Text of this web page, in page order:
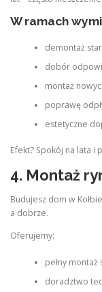
W ramach
demontaż
dobór
montaż
poprawę
estetyczne
Efekt? Spokój na lata i
4. Montaż
Budujesz dom w
a dobrze.
Oferujemy:
pełny
doradztwo